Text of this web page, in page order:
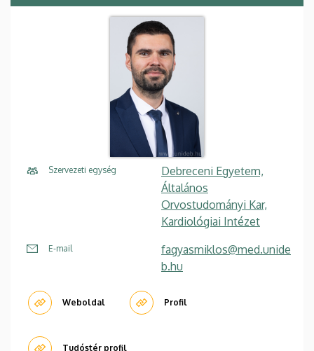
Szervezeti egység
Debreceni Egyetem,
Általános
Orvostudományi Kar,
Kardiológiai Intézet
E-mail
fagyasmiklos@med.unide
b.hu
Weboldal Profil
Tudóstér profil